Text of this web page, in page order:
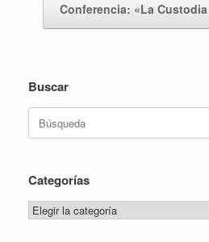
Conferencia: «La
Buscar
Categorías
Categorías